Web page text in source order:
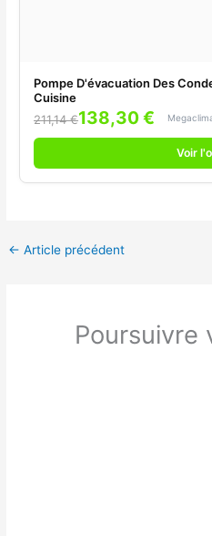
Pompe D'évacuation Des
Cuisine
211,14 €138,30 €
Voir
← Article précédent
Poursuivre